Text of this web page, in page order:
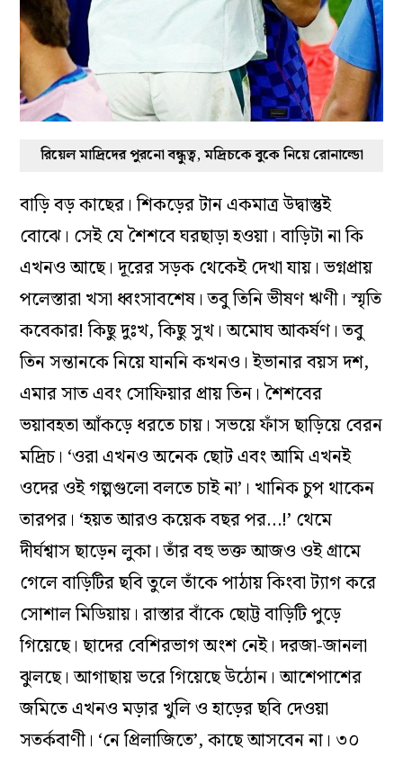
রিয়েল মাদ্রিদের পুরনো বন্ধুত্ব, মদ্রিচকে বুকে নিয়ে রোনাল্ডো
বাড়ি বড় কাছের। শিকড়ের টান একমাত্র উদ্বাস্তুই
বোঝে। সেই যে শৈশবে ঘরছাড়া হওয়া। বাড়িটা না কি
এখনও আছে। দূরের সড়ক থেকেই দেখা যায়। ভগ্নপ্রায়
পলেস্তারা খসা ধ্বংসাবশেষ। তবু তিনি ভীষণ ঋণী। স্মৃতি
কবেকার! কিছু দুঃখ, কিছু সুখ। অমোঘ আকর্ষণ। তবু
তিন সন্তানকে নিয়ে যাননি কখনও। ইভানার বয়স দশ,
এমার সাত এবং সোফিয়ার প্রায় তিন। শৈশবের
ভয়াবহতা আঁকড়ে ধরতে চায়। সভয়ে ফাঁস ছাড়িয়ে বেরন
মদ্রিচ। ‘ওরা এখনও অনেক ছোট এবং আমি এখনই
ওদের ওই গল্পগুলো বলতে চাই না’। খানিক চুপ থাকেন
তারপর। ‘হয়ত আরও কয়েক বছর পর…!’ থেমে
দীর্ঘশ্বাস ছাড়েন লুকা। তাঁর বহু ভক্ত আজও ওই গ্রামে
গেলে বাড়িটির ছবি তুলে তাঁকে পাঠায় কিংবা ট্যাগ করে
সোশাল মিডিয়ায়। রাস্তার বাঁকে ছোট্ট বাড়িটি পুড়ে
গিয়েছে। ছাদের বেশিরভাগ অংশ নেই। দরজা-জানলা
ঝুলছে। আগাছায় ভরে গিয়েছে উঠোন। আশেপাশের
জমিতে এখনও মড়ার খুলি ও হাড়ের ছবি দেওয়া
সতর্কবাণী। ‘নে প্রিলাজিতে’, কাছে আসবেন না। ৩০